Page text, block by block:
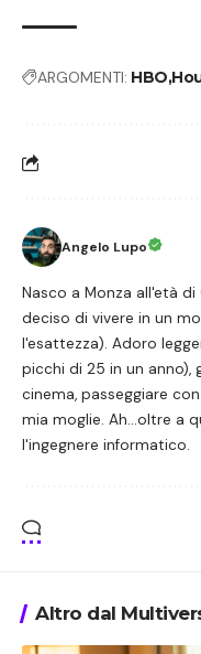
ARGOMENTI: HBO
Angelo Lupo
Nasco a Monza all'età
deciso di vivere in un
l'esattezza). Adoro
picchi di 25 in un anno),
cinema, passeggiare
mia moglie. Ah...oltre a
l'ingegnere informatico.
Altro dal